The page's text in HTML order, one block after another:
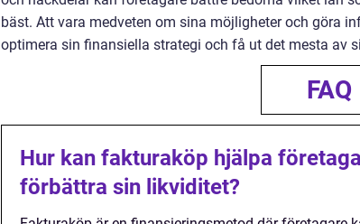
bäst. Att vara medveten om sina möjligheter och göra
optimera sin finansiella strategi och få ut det mesta av
FAQ
Hur kan fakturaköp hjälpa
förbättra sin likviditet?